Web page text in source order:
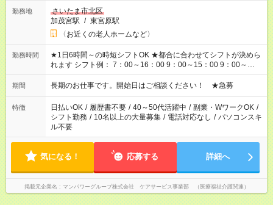
勤務地
さいたま市北区
加茂宮駅 / 東宮原駅
〈お近くの老人ホームなど〉
勤務時間
★1日6時間～の時短シフトOK ★都合に合わせてシフトが決めら
れます シフト例： 7：00～16：00 9：00～15：00 9：00～
18：00 11：00～20：00 など ※Wワークの場合、他のお仕事と
合わせ週40時間超の就業はご案内できません ※法令に基づき、
派遣法（日雇い派遣の原則禁止）により、短時間・短期間の就
業はご案内が難しい場合があります
期間 長期のお仕事です。開始日はご相談ください！ ★急募
特徴 日払いOK / 履歴書不要 / 40～50代活躍中 / 副業・WワークOK /
シフト勤務 / 10名以上の大量募集 / 電話対応なし / パソコンスキ
ル不要
気になる！ 応募する 詳細へ
掲載元企業名 マンパワーグループ株式会社 ケアサービス事業部 （医療福祉介護関連）